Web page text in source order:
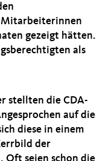
Mitarbeiterinnen
gezeigt hätten.
als
stellten die CDA-
auf die
diese in einem
der
Oft seien schon die